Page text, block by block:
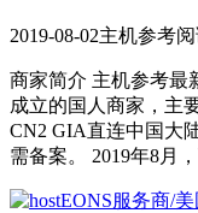
2019-08-02主机参考
商家简介 主机参考最
成立的国人商家，主
CN2 GIA直连中国大
需备案。 2019年8月